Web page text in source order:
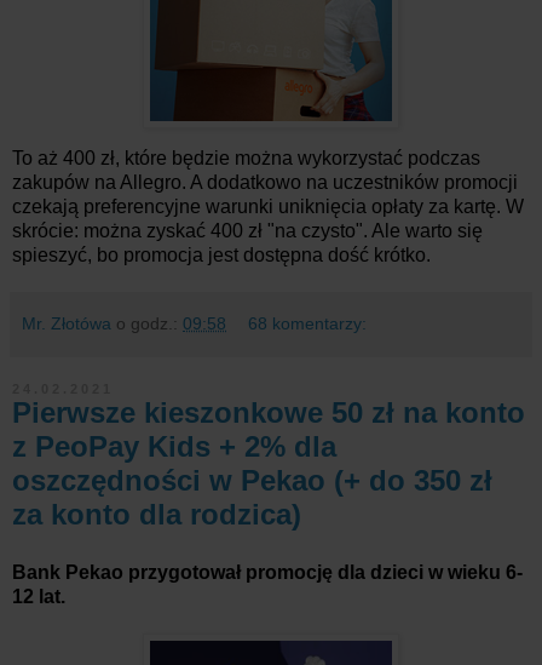
To aż 400 zł, które będzie można wykorzystać podczas
zakupów na Allegro. A dodatkowo na uczestników promocji
czekają preferencyjne warunki uniknięcia opłaty za kartę. W
skrócie: można zyskać 400 zł "na czysto". Ale warto się
spieszyć, bo promocja jest dostępna dość krótko.
Mr. Złotówa o godz.: 09:58 68 komentarzy:
Pierwsze kieszonkowe 50 zł na konto
z PeoPay Kids + 2% dla
oszczędności w Pekao (+ do 350 zł
za konto dla rodzica)
Bank Pekao przygotował promocję dla dzieci w wieku 6-
12 lat.